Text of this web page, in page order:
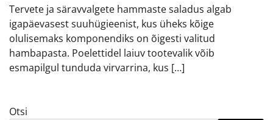
Tervete ja säravvalgete hammaste saladus algab
igapäevasest suuhügieenist, kus üheks kõige
olulisemaks komponendiks on õigesti valitud
hambapasta. Poelettidel laiuv tootevalik võib
esmapilgul tunduda virvarrina, kus […]
Otsi